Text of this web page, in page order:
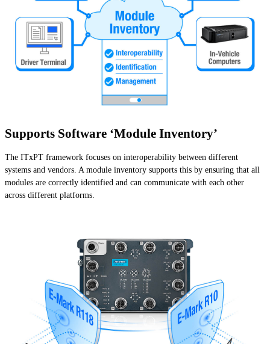
Supports Software ‘Module Inventory’
The ITxPT framework focuses on interoperability between different
systems and vendors. A module inventory supports this by ensuring that all
modules are correctly identified and can communicate with each other
across different platforms.